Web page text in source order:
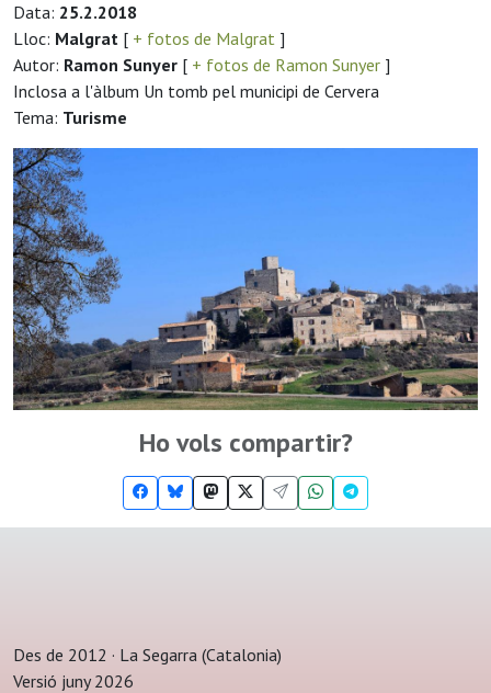
Data: 25.2.2018
Lloc: Malgrat [ + fotos de Malgrat ]
Autor: Ramon Sunyer [ + fotos de Ramon Sunyer ]
Inclosa a l'àlbum Un tomb pel municipi de Cervera
Tema: Turisme
Ho vols compartir?
Des de 2012 · La Segarra (Catalonia)
Versió juny 2026